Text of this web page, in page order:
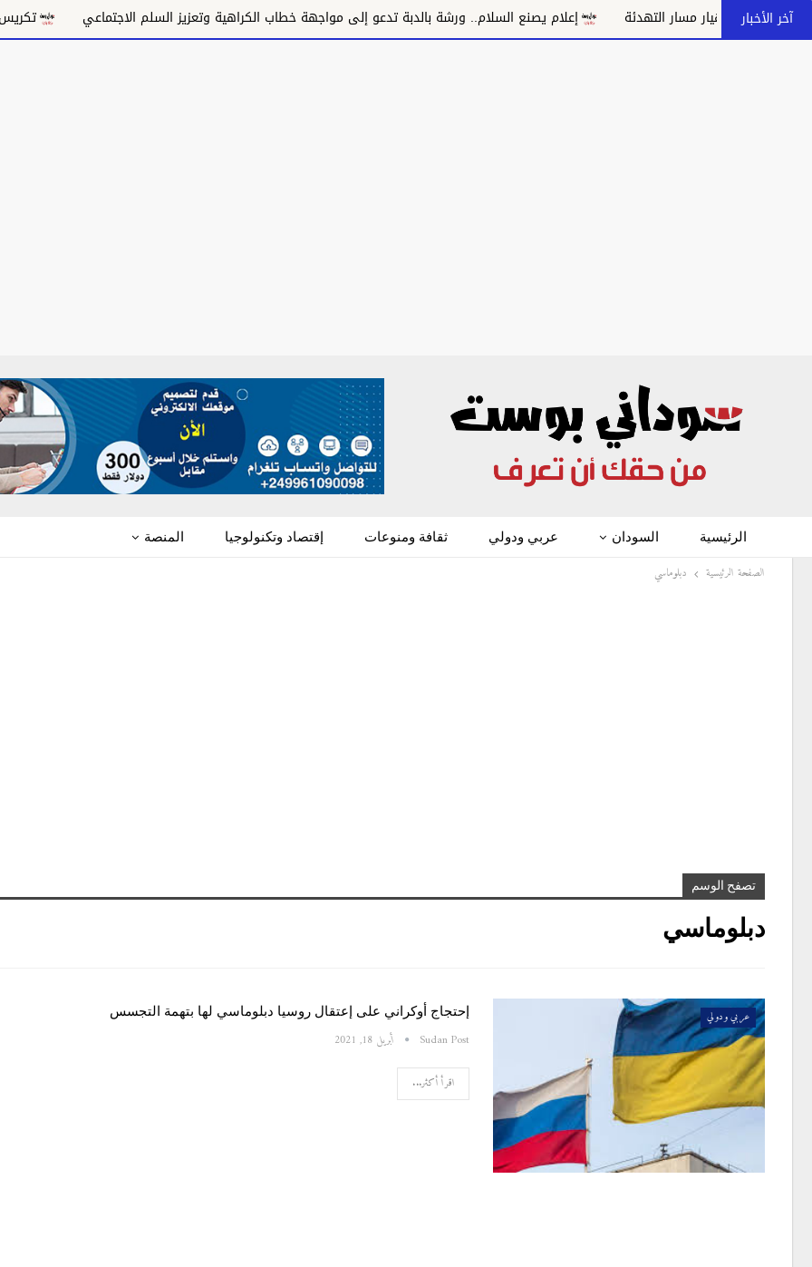
آخر الأخبار
بانهيار مسار التهدئة إعلام يصنع السلام.. ورشة بالدبة تدعو إلى مواجهة خطاب الكراهية وتعزيز السلم الاجتماعي تكريس
الرئيسية السودان عربي ودولي ثقافة ومنوعات إقتصاد وتكنولوجيا المنصة
الصفحة الرئيسية دبلوماسي
تصفح الوسم
دبلوماسي
عربي ودولي إحتجاج أوكراني على إعتقال روسيا دبلوماسي لها بتهمة التجسس
Sudan Post أبريل 18, 2021
اقرأ أكثر...